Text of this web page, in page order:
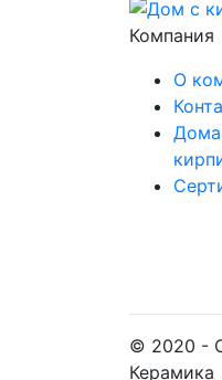
Компания
О
© 2020 -
Керамика